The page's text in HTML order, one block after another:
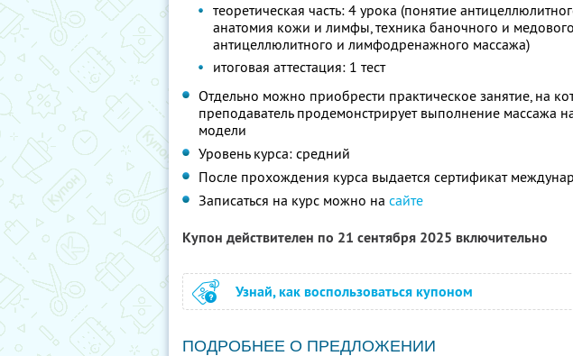
теоретическая часть: 4 урока (понятие
анатомия кожи и лимфы, техника баночного и
антицеллюлитного и лимфодренажного массажа)
итоговая аттестация: 1 тест
Отдельно можно приобрести практическое занятие, на
преподаватель продемонстрирует выполнение массажа
модели
Уровень курса: средний
После прохождения курса выдается сертификат
Записаться на курс можно на сайте
Купон действителен по 21 сентября 2025 включительно
Узнай, как воспользоваться купоном
ПОДРОБНЕЕ О ПРЕДЛОЖЕНИИ